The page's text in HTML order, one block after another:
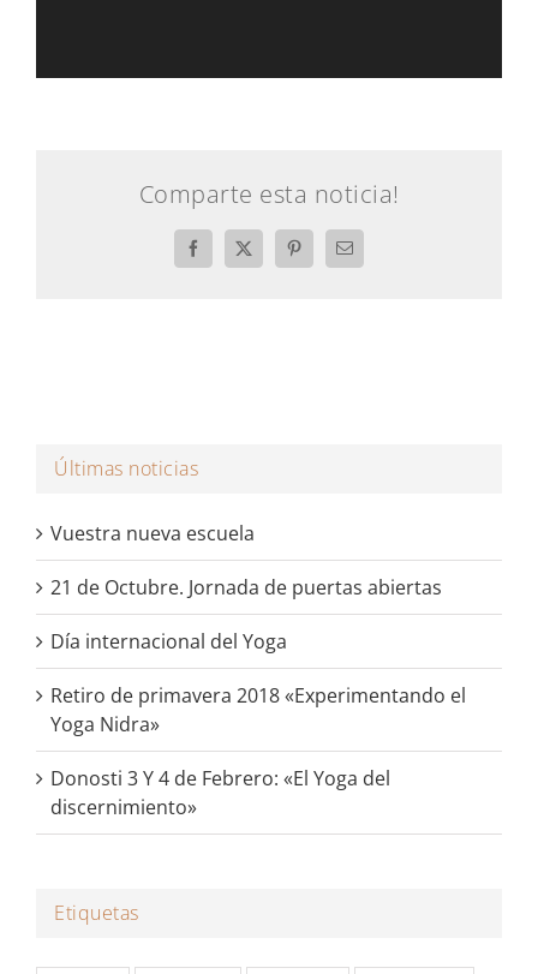
Comparte esta noticia!
Facebook
X PinterestEmail
Últimas noticias
Vuestra nueva escuela
21 de Octubre. Jornada de puertas abiertas
Día internacional del Yoga
Retiro de primavera 2018 «Experimentando el
Yoga Nidra»
Donosti 3 Y 4 de Febrero: «El Yoga del
discernimiento»
Etiquetas